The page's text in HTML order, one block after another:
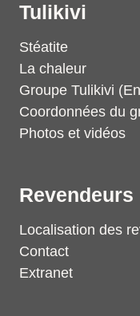
Tulikivi
Stéatite
La chaleur
Groupe Tulikivi
Coordonnées du
Photos et vidéos
Revendeurs
Localisation des
Contact
Extranet